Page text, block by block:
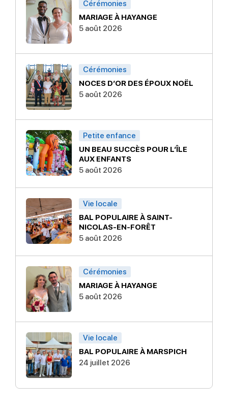
Cérémonies
MARIAGE À HAYANGE
5 août 2026
Cérémonies
NOCES D’OR DES ÉPOUX NOËL
5 août 2026
Petite enfance
UN BEAU SUCCÈS POUR L’ÎLE
AUX ENFANTS
5 août 2026
Vie locale
BAL POPULAIRE À SAINT-
NICOLAS-EN-FORÊT
5 août 2026
Cérémonies
MARIAGE À HAYANGE
5 août 2026
Vie locale
BAL POPULAIRE À MARSPICH
24 juillet 2026